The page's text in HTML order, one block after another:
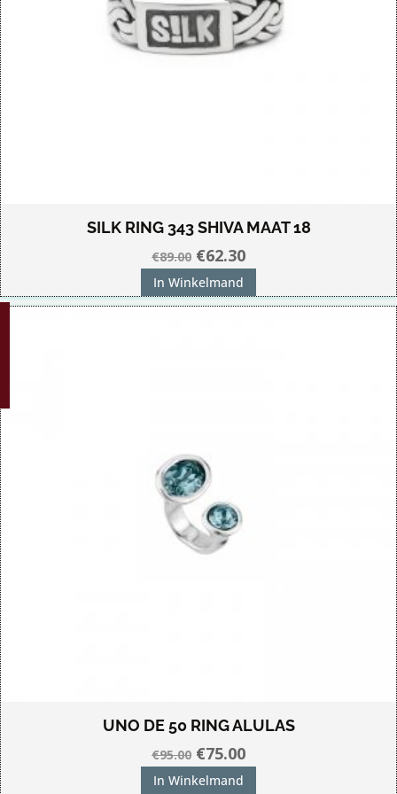
SILK RING 343 SHIVA MAAT 18
€89.00 Oorspronkelijke
prijs
was:
€62.30Huidige
is:
In Winkelmand
UNO DE 50 RING ALULAS
€95.00 Oorspronkelijke
prijs
€75.00Huidige
In Winkelmand